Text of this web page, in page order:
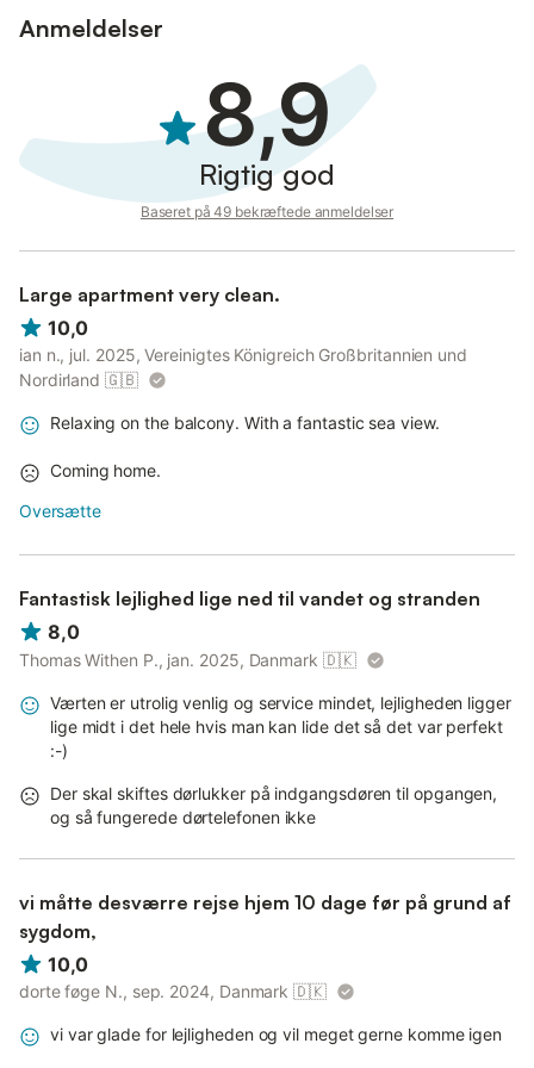
Anmeldelser
8,9
Rigtig god
Baseret på 49 bekræftede anmeldelser
Large apartment very clean.
10,0
ian n., jul. 2025, Vereinigtes Königreich Großbritannien und
Nordirland 🇬🇧
Relaxing on the balcony. With a fantastic sea view.
Coming home.
Oversætte
Fantastisk lejlighed lige ned til vandet og stranden
8,0
Thomas Withen P., jan. 2025, Danmark 🇩🇰
Værten er utrolig venlig og service mindet, lejligheden ligger
lige midt i det hele hvis man kan lide det så det var perfekt
:-)
Der skal skiftes dørlukker på indgangsdøren til opgangen,
og så fungerede dørtelefonen ikke
vi måtte desværre rejse hjem 10 dage før på grund af
sygdom,
10,0
dorte føge N., sep. 2024, Danmark 🇩🇰
vi var glade for lejligheden og vil meget gerne komme igen